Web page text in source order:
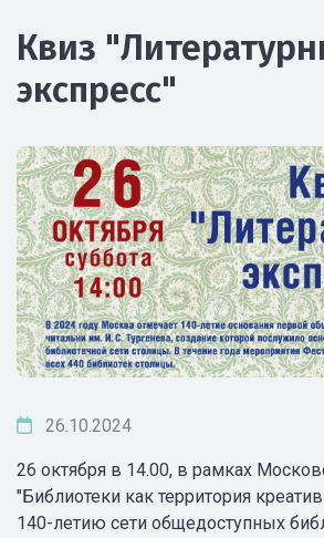
Квиз
экспресс"
26.10.2024
26 октября в 14.00, в рамках
"Библиотеки как территория
140-летию сети общедоступных